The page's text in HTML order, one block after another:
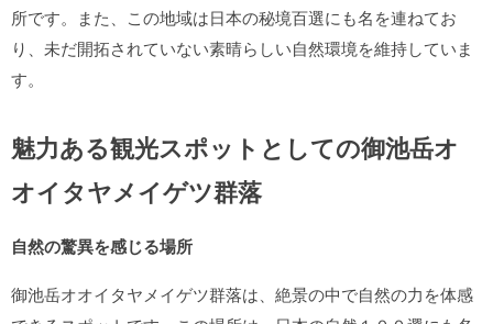
所です。また、この地域は日本の秘境百選にも名を連ねてお
り、未だ開拓されていない素晴らしい自然環境を維持していま
す。
魅力ある観光スポットとしての御池岳オ
オイタヤメイゲツ群落
自然の驚異を感じる場所
御池岳オオイタヤメイゲツ群落は、絶景の中で自然の力を体感